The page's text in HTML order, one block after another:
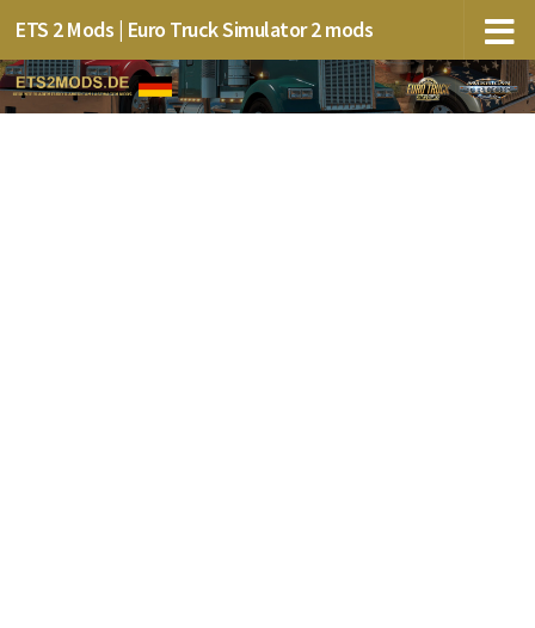
ETS 2 Mods | Euro Truck Simulator 2 mods